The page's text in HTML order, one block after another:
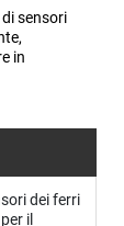
sensori
in
dei ferri
per il